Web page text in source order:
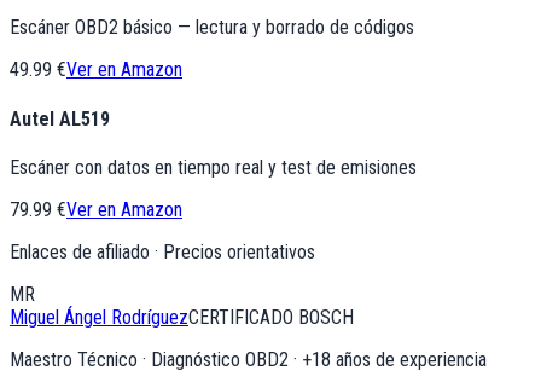
Escáner OBD2 básico — lectura y borrado de códigos
49.99 €Ver en Amazon
Autel AL519
Escáner con datos en tiempo real y test de emisiones
79.99 €Ver en Amazon
Enlaces de afiliado · Precios orientativos
MR
Miguel Ángel RodríguezCERTIFICADO BOSCH
Maestro Técnico · Diagnóstico OBD2 · +18 años de experiencia